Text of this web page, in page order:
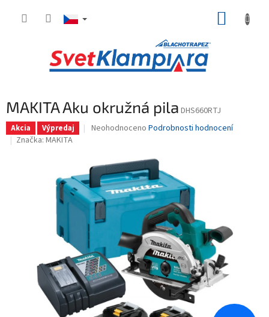
MAKITA Aku okružná pila DHS660RTJ
Akcia Výpredaj
Průměrné
0,0
z
5
hvězdiček.
Neohodnoceno Podrobnosti hodnocení
Značka: MAKITA